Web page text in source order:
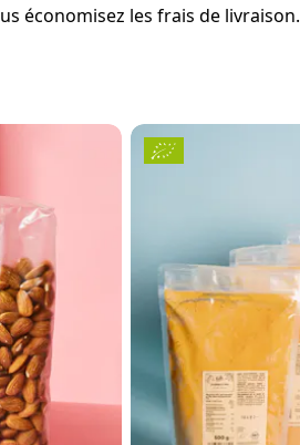
économisez les frais de livraison.